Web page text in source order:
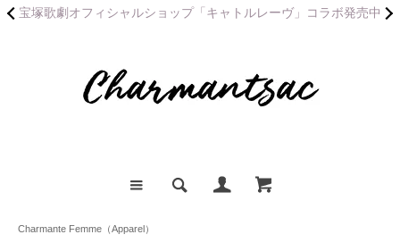
宝塚歌劇オフィシャルショップ「キャトルレーヴ」コラボ発売中
Charmante Femme（Apparel）